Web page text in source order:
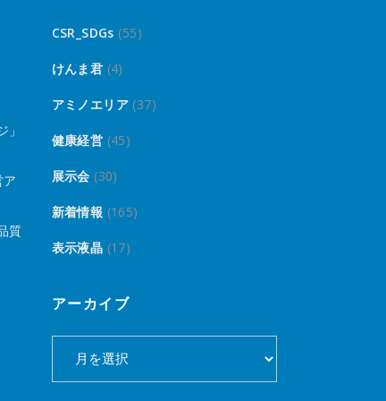
ア
質
CSR_SDGs (55)
けんま君 (4)
アミノエリア (37)
健康経営 (45)
展示会 (30)
新着情報 (165)
表示液晶 (17)
アーカイブ